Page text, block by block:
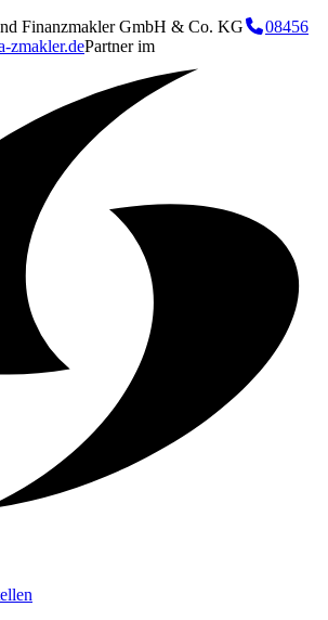
Finanzmakler GmbH & Co. KG
08456
zmakler.dePartner im